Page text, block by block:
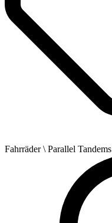
Fahrräder\ Parallel Tandems